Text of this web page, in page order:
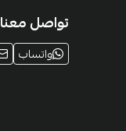
تواصل معنا
واتساب